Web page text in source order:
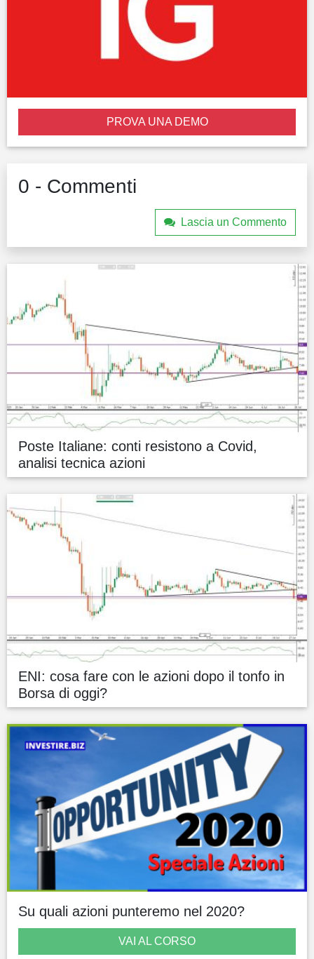
PROVA UNA DEMO
0 - Commenti
Lascia un Commento
Poste Italiane: conti resistono a Covid,
analisi tecnica azioni
ENI: cosa fare con le azioni dopo il tonfo in
Borsa di oggi?
Su quali azioni punteremo nel 2020?
VAI AL CORSO